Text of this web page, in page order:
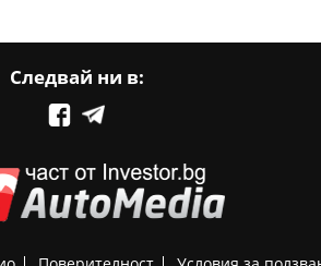
Следвай ни в: